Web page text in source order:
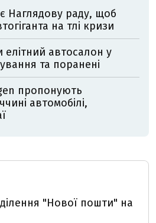
Наглядову раду, щоб
на тлі кризи
елітний автосалон у
та поранені
пропонують
автомобілі,
"Нової пошти" на